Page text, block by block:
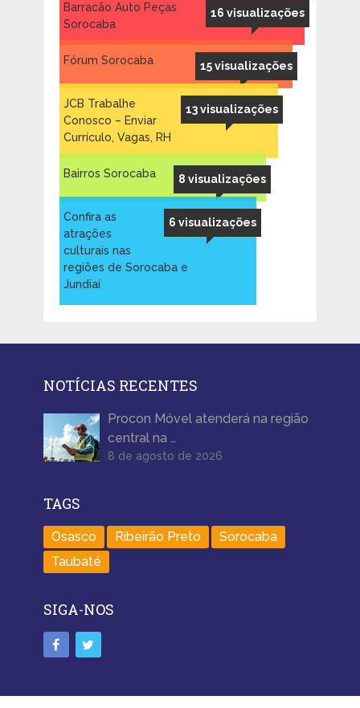
16 visualizações
Barracão Auto Peças
Sorocaba
15 visualizações
Fórum Sorocaba
13 visualizações
JCB Trabalhe
Conosco – Enviar
Currículo, Vagas, RH
8 visualizações
Bairros Sorocaba
6 visualizações
Confira as
atrações
culturais nas
regiões de Sorocaba e
Jundiaí
NOTÍCIAS RECENTES
Procon Móvel atenderá na região
central na …
8 de agosto de 2026
TAGS
Osasco Ribeirão Preto
Sorocaba
Taubaté
SIGA-NOS